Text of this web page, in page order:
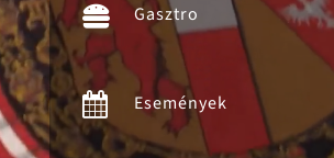
 Gasztro
 Események